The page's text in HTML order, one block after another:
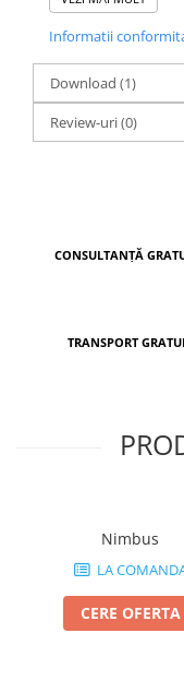
Informatii
Download (1)
Review-uri(0)
CONSULTANȚĂ
TRANSPORT
Nimbus
LA
CERE OFERTA